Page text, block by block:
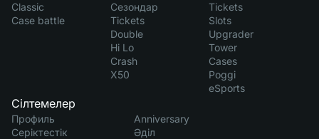
Classic
Case battle
Сезондар
Tickets
Double
Hi Lo
Crash
X50
Tickets
Slots
Upgrader
Tower
Cases
Poggi
eSports
Сілтемелер
Профиль
Серіктестік
Anniversary
Әділ